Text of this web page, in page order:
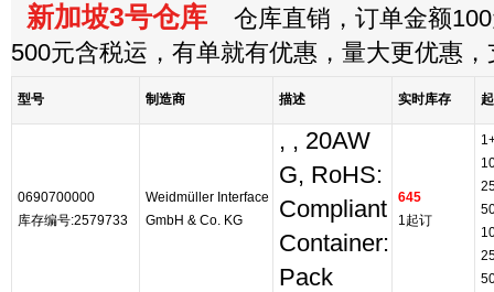
新加坡3号仓库 仓库直销，订单金额
500元含税运，有单就有优惠，量大更优惠
型号 制造商 描述 实时库存
0690700000
库存编号:2579733
Weidmüller Interface
GmbH & Co. KG
, , 20AW
G, RoHS:
Compliant
Container:
Pack
645
1起订